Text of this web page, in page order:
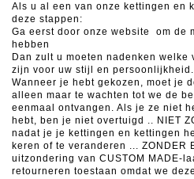
Als u al een van onze kettingen en
deze stappen:
Ga eerst door onze website om de
hebben
Dan zult u moeten nadenken welke
zijn voor uw stijl en persoonlijkheid.
Wanneer je hebt gekozen, moet je
alleen maar te wachten tot we de
eenmaal ontvangen. Als je ze niet
hebt, ben je niet overtuigd .. NIET
nadat je je kettingen en kettingen
keren of te veranderen ... ZONDER
uitzondering van CUSTOM MADE-
retourneren toestaan ​​omdat we